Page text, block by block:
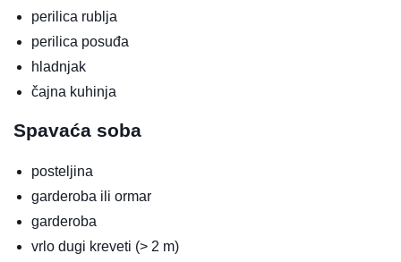
perilica rublja
perilica posuđa
hladnjak
čajna kuhinja
Spavaća soba
posteljina
garderoba ili ormar
garderoba
vrlo dugi kreveti (> 2 m)